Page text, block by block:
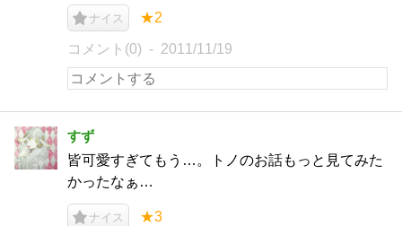
ナイス ★2
コメント(0) 2011/11/19
すず
皆可愛すぎてもう…。トノのお話もっと見てみた
かったなぁ…
ナイス ★3